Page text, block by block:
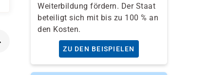
Weiterbildung fördern. Der Staat
beteiligt sich mit bis zu 100 % an
den Kosten.
ZU DEN BEISPIELEN